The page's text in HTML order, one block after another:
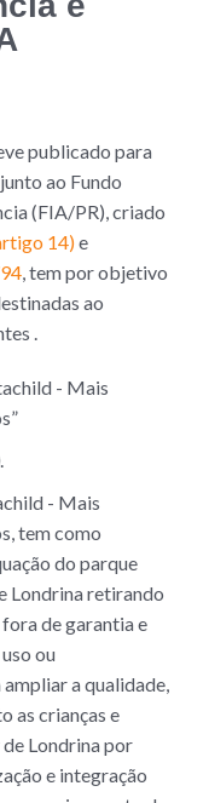
publicado para
ao Fundo
(FIA/PR), criado
14)e
, tem por objetivo
ao
.
- Mais
- Mais
tem como
do parque
Londrina retirando
de garantia e
ou
a qualidade,
as crianças e
Londrina por
e integração